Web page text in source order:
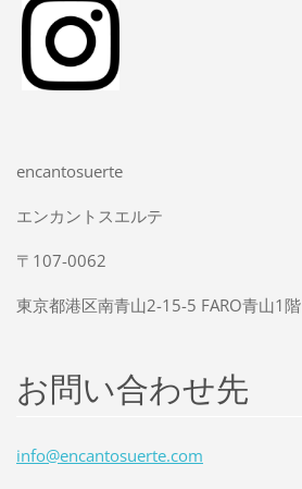
encantosuerte
エンカントスエルテ
〒107-0062
東京都港区南青山2-15-5 FARO青山1階
お問い合わせ先
info@encantosuerte.com